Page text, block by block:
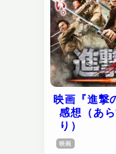
映画『進撃
感想（あ
り）
映画